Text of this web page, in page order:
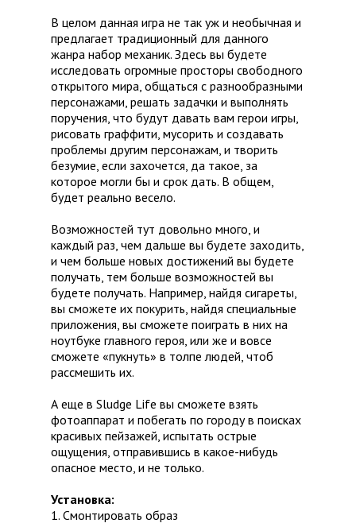
В целом данная игра не так уж и необычная и
предлагает традиционный для данного
жанра набор механик. Здесь вы будете
исследовать огромные просторы свободного
открытого мира, общаться с разнообразными
персонажами, решать задачки и выполнять
поручения, что будут давать вам герои игры,
рисовать граффити, мусорить и создавать
проблемы другим персонажам, и творить
безумие, если захочется, да такое, за
которое могли бы и срок дать. В общем,
будет реально весело.
Возможностей тут довольно много, и
каждый раз, чем дальше вы будете заходить,
и чем больше новых достижений вы будете
получать, тем больше возможностей вы
будете получать. Например, найдя сигареты,
вы сможете их покурить, найдя специальные
приложения, вы сможете поиграть в них на
ноутбуке главного героя, или же и вовсе
сможете «пукнуть» в толпе людей, чтоб
рассмешить их.
А еще в Sludge Life вы сможете взять
фотоаппарат и побегать по городу в поисках
красивых пейзажей, испытать острые
ощущения, отправившись в какое-нибудь
опасное место, и не только.
Установка:
1. Смонтировать образ